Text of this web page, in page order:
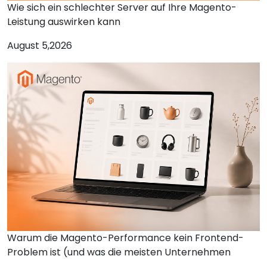
Wie sich ein schlechter Server auf Ihre Magento-
Leistung auswirken kann
August 5,2026
Warum die Magento-Performance kein Frontend-
Problem ist (und was die meisten Unternehmen